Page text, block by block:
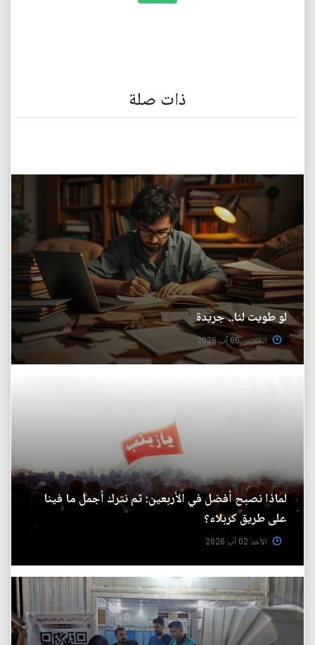
ذات صلة
لو طويت لنا.. جريدة
الخميس 06 آب 2026
لماذا نصبح أفضل في الأربعين: ثم نترك أجمل ما فينا
على طريق كربلاء؟
الأحد 02 آب 2026